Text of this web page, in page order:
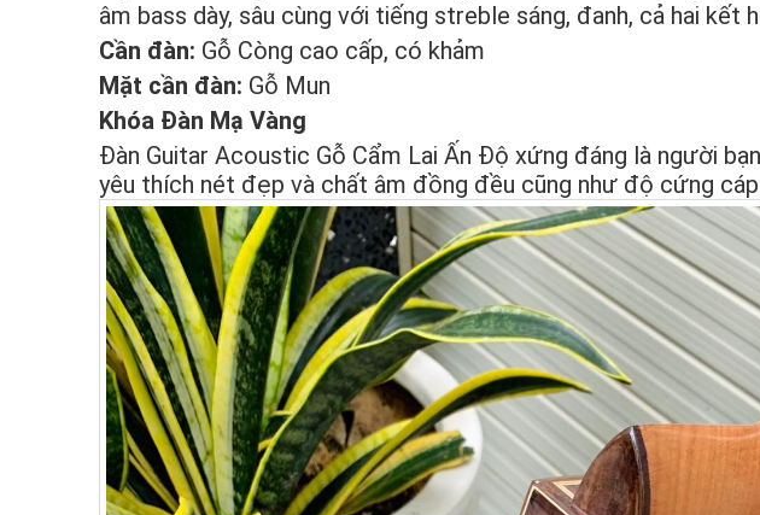
âm bass dày, sâu cùng với tiếng streble sáng, đanh, cả hai
Cần đàn: Gỗ Còng cao cấp, có khảm
Mặt cần đàn: Gỗ Mun
Khóa Đàn Mạ Vàng
Đàn Guitar Acoustic Gỗ Cẩm Lai Ấn Độ xứng đáng là người
yêu thích nét đẹp và chất âm đồng đều cũng như độ cứng